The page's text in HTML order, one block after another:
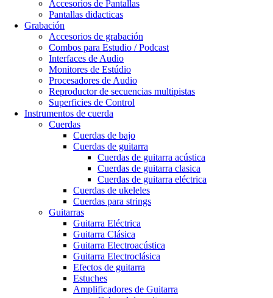
Accesorios de Pantallas
Pantallas didacticas
Grabación
Accesorios de grabación
Combos para Estudio / Podcast
Interfaces de Audio
Monitores de Estúdio
Procesadores de Audio
Reproductor de secuencias multipistas
Superficies de Control
Instrumentos de cuerda
Cuerdas
Cuerdas de bajo
Cuerdas de guitarra
Cuerdas de guitarra acústica
Cuerdas de guitarra clasica
Cuerdas de guitarra eléctrica
Cuerdas de ukeleles
Cuerdas para strings
Guitarras
Guitarra Eléctrica
Guitarra Clásica
Guitarra Electroacústica
Guitarra Electroclásica
Efectos de guitarra
Estuches
Amplificadores de Guitarra